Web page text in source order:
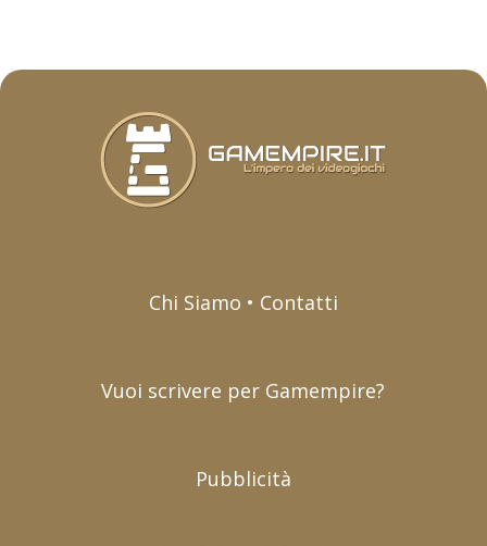
Chi Siamo • Contatti
Vuoi scrivere per Gamempire?
Pubblicità